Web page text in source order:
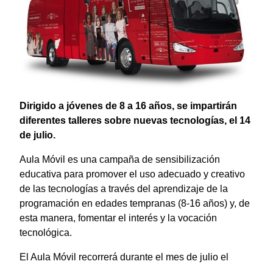
Dirigido a jóvenes de 8 a 16 años, se impartirán
diferentes talleres sobre nuevas tecnologías, el 14
de julio.
Aula Móvil es una campaña de sensibilización
educativa para promover el uso adecuado y creativo
de las tecnologías a través del aprendizaje de la
programación en edades tempranas (8-16 años) y, de
esta manera, fomentar el interés y la vocación
tecnológica.
El Aula Móvil recorrerá durante el mes de julio el